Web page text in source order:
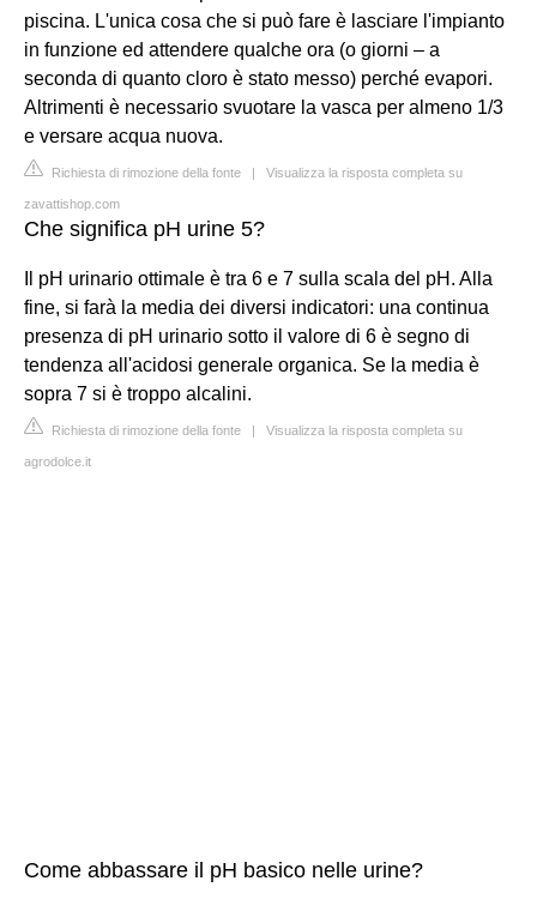
piscina. L'unica cosa che si può fare è lasciare l'impianto
in funzione ed attendere qualche ora (o giorni – a
seconda di quanto cloro è stato messo) perché evapori.
Altrimenti è necessario svuotare la vasca per almeno 1/3
e versare acqua nuova.
Richiesta di rimozione della fonte | Visualizza la risposta completa su
zavattishop.com
Che significa pH urine 5?
Il pH urinario ottimale è tra 6 e 7 sulla scala del pH. Alla
fine, si farà la media dei diversi indicatori: una continua
presenza di pH urinario sotto il valore di 6 è segno di
tendenza all'acidosi generale organica. Se la media è
sopra 7 si è troppo alcalini.
Richiesta di rimozione della fonte | Visualizza la risposta completa su
agrodolce.it
Come abbassare il pH basico nelle urine?